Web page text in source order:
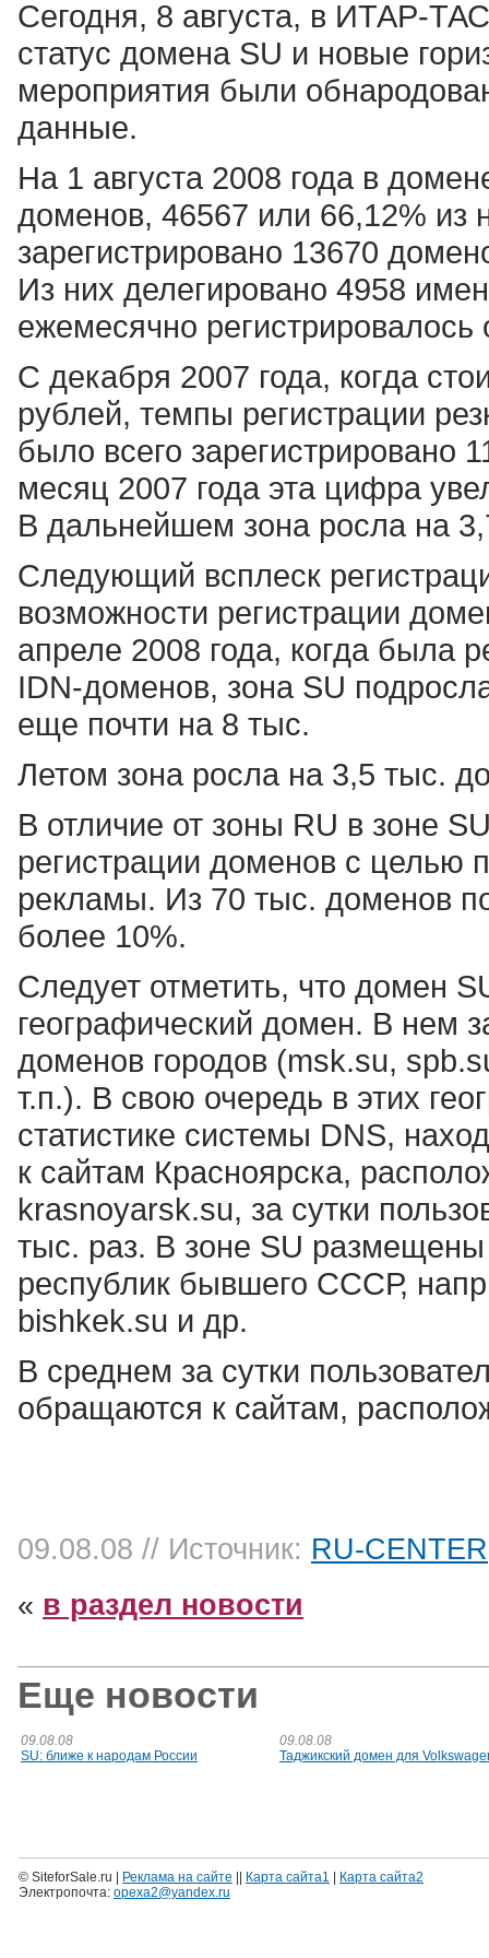
Сегодня, 8 августа, в ИТАР-
статус домена SU и новые
мероприятия были
данные.
На 1 августа 2008 года в
доменов, 46567 или 66,12% из
зарегистрировано 13670
Из них делегировано 4958
ежемесячно
С декабря 2007 года, когда
рублей, темпы регистрации
было всего зарегистрировано
месяц 2007 года эта цифра
В дальнейшем зона росла на
Следующий всплеск
возможности регистрации
апреле 2008 года, когда была
IDN-доменов, зона SU
еще почти на 8 тыс.
Летом зона росла на 3,5 тыс.
В отличие от зоны RU в зоне
регистрации доменов с целью
рекламы. Из 70 тыс. доменов
более 10%.
Следует отметить, что домен
географический домен. В нем
доменов городов (msk.su,
т.п.). В свою очередь в этих
статистике системы DNS,
к сайтам Красноярска,
krasnoyarsk.su, за сутки
тыс. раз. В зоне SU
республик бывшего СССР,
bishkek.su и др.
В среднем за сутки
обращаются к сайтам,
09.08.08 // Источник: RU-CENTER
« в раздел новости
Еще новости
09.08.08
SU: ближе к народам России
09.08.08
Таджикский домен для
© SiteforSale.ru | Реклама на сайте Карта сайта1
Карта сайта2
Электропочта: opexa2@yandex.ru